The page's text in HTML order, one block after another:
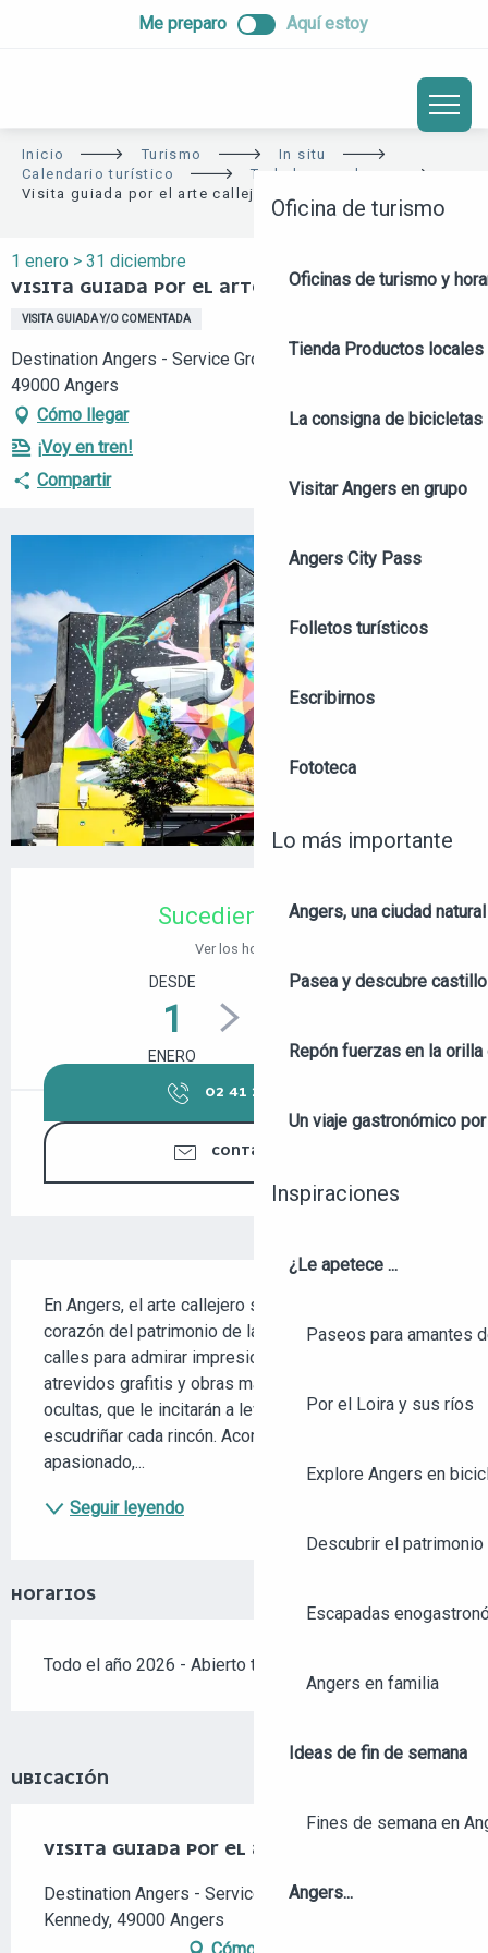
Me preparo Aquí estoy
Oficina de turismo
Oficinas de turismo y
Tienda Productos
La consigna de bicicletas
Visitar Angers en grupo
Angers City Pass
Folletos turísticos
Escribirnos
Fototeca
Lo más importante
Angers, una ciudad natural
Pasea y descubre
Repón fuerzas en la orilla
Un viaje gastronómico
Inspiraciones
¿Le apetece ...
Paseos para amantes
Por el Loira y sus ríos
Explore Angers en
Descubrir el
Escapadas
Angers en familia
Ideas de fin de semana
Fines de semana en
Angers...
Inicio Turismo
In situ
Calendario turístico
Toda la agenda
Visita guiada por el arte callejero
1 enero > 31 diciembre
VISITA GUIADA POR EL ARTE CALLEJERO
VISITA GUIADA Y/O COMENTADA
Destination Angers - Service Groupes, 7 place Kennedy,
49000 Angers
Cómo llegar
¡Voy en tren!
Compartir
Sucediendo hoy
Ver los horarios
DESDE
1
ENERO
HASTA
DICIEMBRE
02 41 23 50
CONTÁCTENOS
En Angers, el arte callejero se introduce en el
corazón del patrimonio de la ciudad. Pasee por sus
calles para admirar impresionantes frescos,
atrevidos grafitis y obras más discretas, a veces
ocultas, que le incitarán a levantar la vista y
escudriñar cada rincón. Acompañado por un guía
apasionado,...
Seguir leyendo
HORARIOS
Todo el año 2026 - Abierto todos los días
UBICACIÓN
VISITA GUIADA POR EL ARTE CALLEJERO
Destination Angers - Service Groupes, 7 place
Kennedy, 49000 Angers